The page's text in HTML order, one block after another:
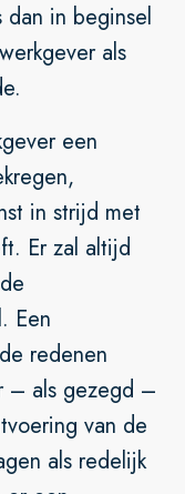
in beginsel
als
een
in strijd met
Er zal altijd
Een
redenen
– als gezegd –
van de
als redelijk